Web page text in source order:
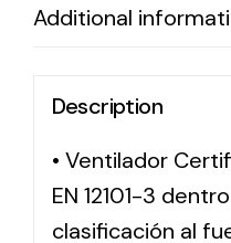
Additional
Description
• Ventilador
EN 12101-3
clasificación al